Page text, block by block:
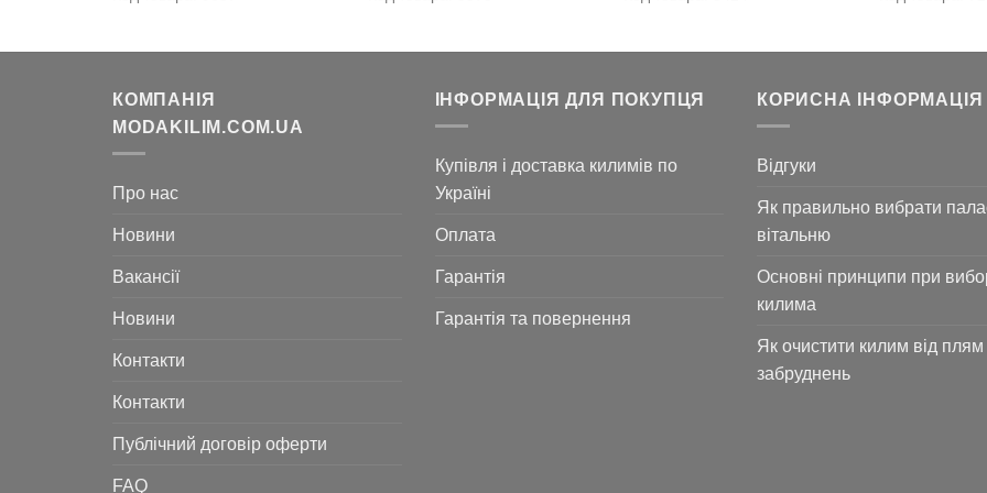
14.616
КОМПАНІЯ
MODAKILIM.COM.UA
Про нас
Новини
Вакансії
Новини
Контакти
Контакти
Публічний договір оферти
FAQ
ІНФОРМАЦІЯ ДЛЯ ПОКУПЦЯ
Купівля і доставка килимів по
Україні
Оплата
Гарантія
Гарантія та повернення
КОРИСНА ІНФОРМАЦІЯ
Відгуки
Як правильно вибрати
вітальню
Основні принципи при
килима
Як очистити килим від плям
забруднень